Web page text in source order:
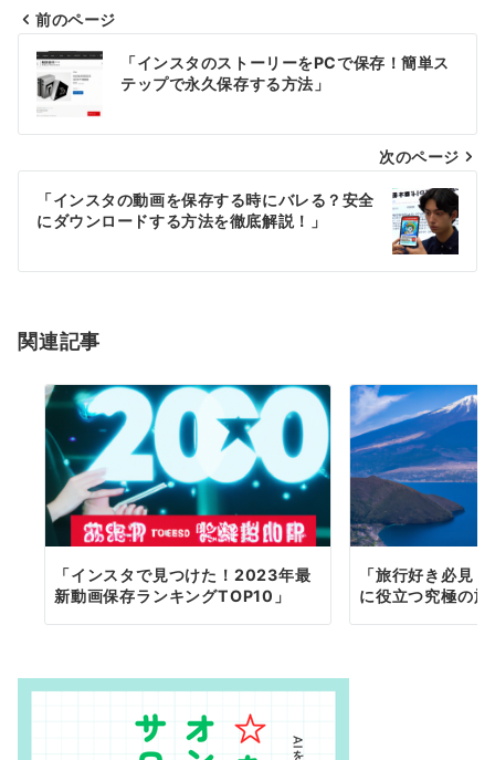
投
稿
ナ
ビ
シ
ン
前のページ
「インスタのストーリーをPCで保存！簡単ス
テップで永久保存する方法」
次のページ
「インスタの動画を保存する時にバレる？安全
にダウンロードする方法を徹底解説！」
関連記事
「インスタで見つけた！2023年最
新動画保存ランキングTOP10」
「旅行好き必見
に役立つ究極の